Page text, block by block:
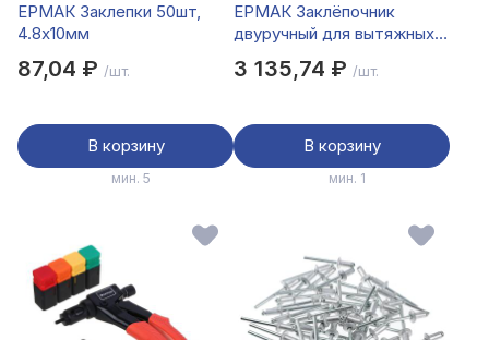
ЕРМАК Заклепки 50шт,
4.8х10мм
87,04 ₽ /шт.
В корзину
мин. 5
ЕРМАК Заклёпочник
двуручный для вытяжных и
насадки:
3 135,74 ₽ /шт.
В корзину
мин. 1